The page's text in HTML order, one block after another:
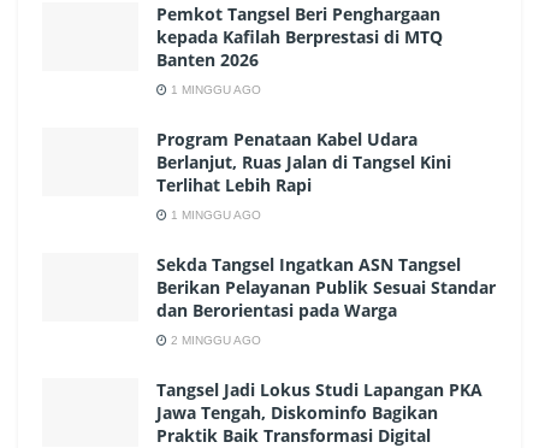
Pemkot Tangsel Beri Penghargaan
kepada Kafilah Berprestasi di MTQ
Banten 2026
1 MINGGU AGO
Program Penataan Kabel Udara
Berlanjut, Ruas Jalan di Tangsel Kini
Terlihat Lebih Rapi
1 MINGGU AGO
Sekda Tangsel Ingatkan ASN Tangsel
Berikan Pelayanan Publik Sesuai Standar
dan Berorientasi pada Warga
2 MINGGU AGO
Tangsel Jadi Lokus Studi Lapangan PKA
Jawa Tengah, Diskominfo Bagikan
Praktik Baik Transformasi Digital